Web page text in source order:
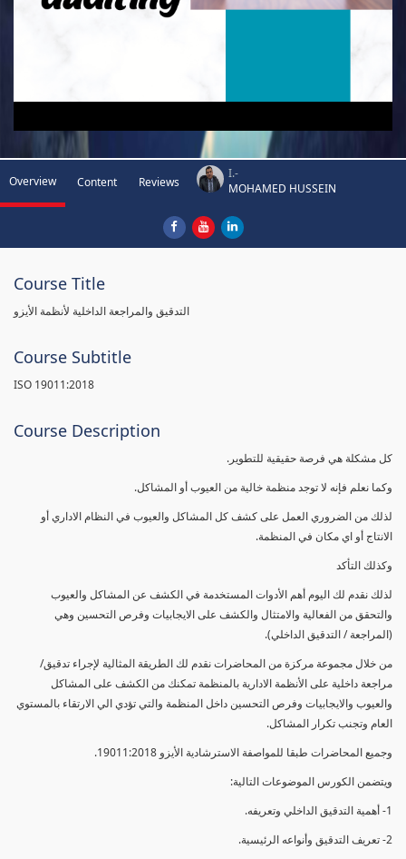
Overview Content Reviews
I.-
MOHAMED HUSSEIN
Course Title
التدقيق والمراجعة الداخلية لأنظمة الأيزو
Course Subtitle
ISO 19011:2018
Course Description
كل مشكلة هي فرصة حقيقية للتطوير.
وكما نعلم فإنه لا توجد منظمة خالية من العيوب أو المشاكل.
لذلك من الضروري العمل على كشف كل المشاكل والعيوب في النظام الاداري أو
الانتاج أو اي مكان في المنظمة.
وكذلك التأكد
لذلك نقدم لك اليوم أهم الأدوات المستخدمة في الكشف عن المشاكل والعيوب
والتحقق من الفعالية والامتثال والكشف على الايجابيات وفرص التحسين وهي
(المراجعة / التدقيق الداخلي).
من خلال مجموعة مركزة من المحاضرات نقدم لك الطريقة المثالية لإجراء تدقيق/
مراجعة داخلية على الأنظمة الادارية بالمنظمة تمكنك من الكشف على المشاكل
والعيوب والايجابيات وفرص التحسين داخل المنظمة والتي تؤدي الي الارتقاء بالمستوي
العام وتجنب تكرار المشاكل.
وجميع المحاضرات طبقا للمواصفة الاسترشادية الأيزو 19011:2018.
ويتضمن الكورس الموضوعات التالية:
1- أهمية التدقيق الداخلي وتعريفه.
2- تعريف التدقيق وأنواعه الرئيسية.